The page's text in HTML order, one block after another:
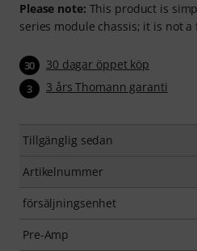
Please note: This product is
series module chassis; it is not
30 30 dagar öppet köp
3 3 års Thomann garanti
Tillgänglig sedan
Artikelnummer
försäljningsenhet
Pre-Amp